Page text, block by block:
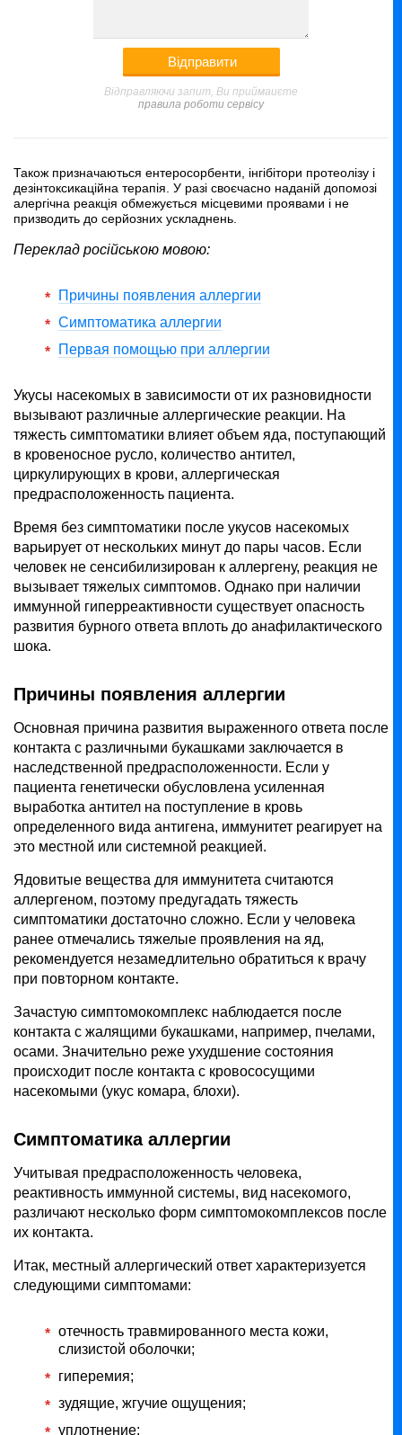
Відправляючи запит, Ви приймаиєте
правила роботи сервісу
Також призначаються ентеросорбенти, інгібітори протеолізу і
дезінтоксикаційна терапія. У разі своєчасно наданій допомозі
алергічна реакція обмежується місцевими проявами і не
призводить до серйозних ускладнень.
Переклад російською мовою:
Причины появления аллергии
Симптоматика аллергии
Первая помощью при аллергии
Укусы насекомых в зависимости от их разновидности
вызывают различные аллергические реакции. На
тяжесть симптоматики влияет объем яда, поступающий
в кровеносное русло, количество антител,
циркулирующих в крови, аллергическая
предрасположенность пациента.
Время без симптоматики после укусов насекомых
варьирует от нескольких минут до пары часов. Если
человек не сенсибилизирован к аллергену, реакция не
вызывает тяжелых симптомов. Однако при наличии
иммунной гиперреактивности существует опасность
развития бурного ответа вплоть до анафилактического
шока.
Причины появления аллергии
Основная причина развития выраженного ответа после
контакта с различными букашками заключается в
наследственной предрасположенности. Если у
пациента генетически обусловлена усиленная
выработка антител на поступление в кровь
определенного вида антигена, иммунитет реагирует на
это местной или системной реакцией.
Ядовитые вещества для иммунитета считаются
аллергеном, поэтому предугадать тяжесть
симптоматики достаточно сложно. Если у человека
ранее отмечались тяжелые проявления на яд,
рекомендуется незамедлительно обратиться к врачу
при повторном контакте.
Зачастую симптомокомплекс наблюдается после
контакта с жалящими букашками, например, пчелами,
осами. Значительно реже ухудшение состояния
происходит после контакта с кровососущими
насекомыми (укус комара, блохи).
Симптоматика аллергии
Учитывая предрасположенность человека,
реактивность иммунной системы, вид насекомого,
различают несколько форм симптомокомплексов после
их контакта.
Итак, местный аллергический ответ характеризуется
следующими симптомами:
отечность травмированного места кожи,
слизистой оболочки;
гиперемия;
зудящие, жгучие ощущения;
уплотнение;